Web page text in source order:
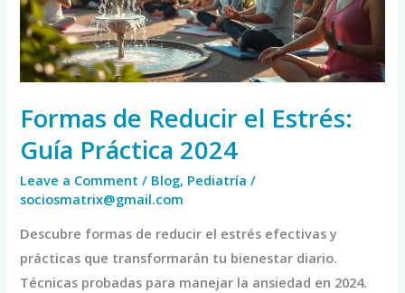
Formas de Reducir el Estrés:
Guía Práctica 2024
Leave a Comment / Blog, Pediatría /
sociosmatrix@gmail.com
Descubre formas de reducir el estrés efectivas y
prácticas que transformarán tu bienestar diario.
Técnicas probadas para manejar la ansiedad en 2024.
Guía
Práctica
2024